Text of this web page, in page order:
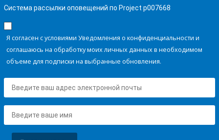
Система рассылки оповещений по Project p007668
Я согласен с условиями Уведомления о конфиденциальности и
соглашаюсь на обработку моих личных данных в необходимом
объеме для подписки на выбранные обновления.